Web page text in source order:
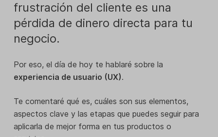
frustración del cliente es una
pérdida de dinero directa para tu
negocio.
Por eso, el día de hoy te hablaré sobre la
experiencia de usuario (UX).
Te comentaré qué es, cuáles son sus elementos,
aspectos clave y las etapas que puedes seguir para
aplicarla de mejor forma en tus productos o